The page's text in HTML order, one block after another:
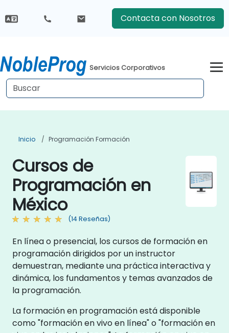
Contacta con Nosotros
Servicios Corporativos
Inicio Programación Formación
Cursos de
Programación en
México
(14 Reseñas)
En línea o presencial, los cursos de formación en
programación dirigidos por un instructor
demuestran, mediante una práctica interactiva y
dinámica, los fundamentos y temas avanzados de
la programación.
La formación en programación está disponible
como "formación en vivo en línea" o "formación en